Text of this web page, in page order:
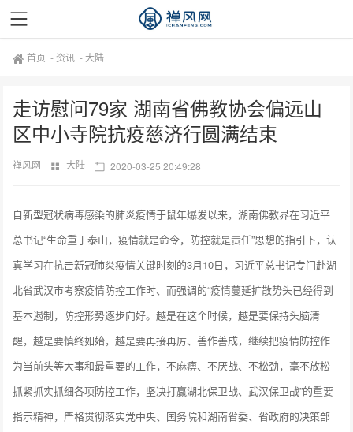
首页 - 资讯 -大陆
走访慰问79家 湖南省佛教协会偏远山
区中小寺院抗疫慈济行圆满结束
禅风网 大陆 2020-03-25 20:49:28
自新型冠状病毒感染的肺炎疫情于鼠年爆发以来，湖南佛教界在习近平
总书记“生命重于泰山，疫情就是命令，防控就是责任”思想的指引下，认
真学习在抗击新冠肺炎疫情关键时刻的3月10日，习近平总书记专门赴湖
北省武汉市考察疫情防控工作时、而强调的“疫情蔓延扩散势头已经得到
基本遏制，防控形势逐步向好。越是在这个时候，越是要保持头脑清
醒，越是要慎终如始，越是要再接再厉、善作善成，继续把疫情防控作
为当前头等大事和最重要的工作，不麻痹、不厌战、不松劲，毫不放松
抓紧抓实抓细各项防控工作，坚决打赢湖北保卫战、武汉保卫战”的重要
指示精神，严格贯彻落实党中央、国务院和湖南省委、省政府的决策部